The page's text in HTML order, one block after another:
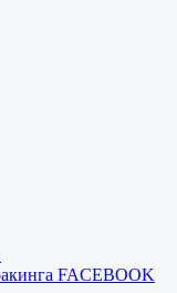
FACEBOOK